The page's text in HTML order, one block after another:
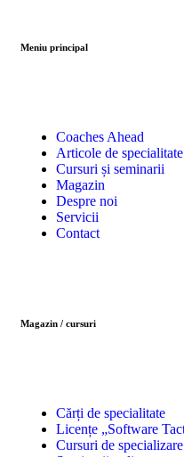
Meniu principal
Coaches Ahead
Articole de specialitate
Cursuri și seminarii
Magazin
Despre noi
Servicii
Contact
Magazin / cursuri
Cărți de specialitate
Licențe „Software
Cursuri de